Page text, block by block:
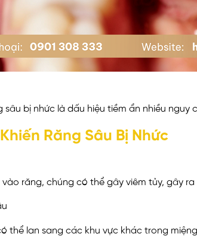
sâu bị nhức là dấu hiệu tiềm ẩn nhiều nguy
Răng Sâu Bị Nhức
vào răng, chúng có thể gây viêm tủy, gây
thể lan sang các khu vực khác trong